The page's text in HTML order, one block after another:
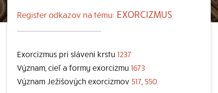
Register odkazov na tému: EXORCIZMUS
Exorcizmus pri slávení krstu 1237
Význam, cieľ a formy exorcizmu 1673
Význam Ježišových exorcizmov 517 550